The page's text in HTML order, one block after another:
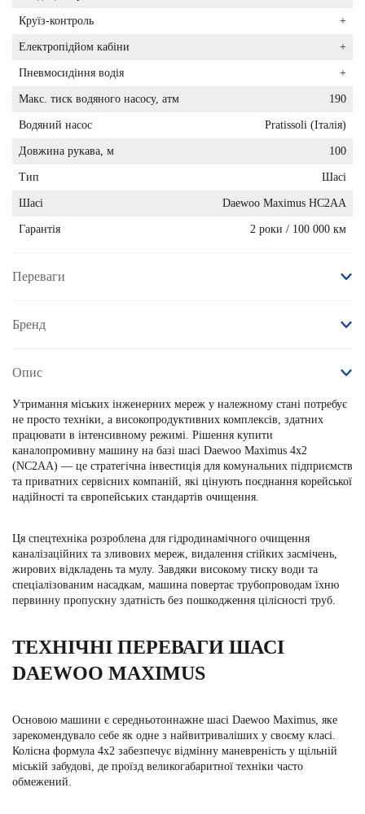
Круїз-контроль +
Електропідйом кабіни +
Пневмосидіння водія +
Макс. тиск водяного насосу, атм 190
Водяний насос Pratissoli (Італія)
Довжина рукава, м 100
Тип Шасі
Шасі Daewoo Maximus HC2AA
Гарантія 2 роки / 100 000 км
Переваги
Бренд
Опис
Утримання міських інженерних мереж у належному стані потребує
не просто техніки, а високопродуктивних комплексів, здатних
працювати в інтенсивному режимі. Рішення купити
каналопромивну машину на базі шасі Daewoo Maximus 4х2
(NC2AA) — це стратегічна інвестиція для комунальних підприємств
та приватних сервісних компаній, які цінують поєднання корейської
надійності та європейських стандартів очищення.
Ця спецтехніка розроблена для гідродинамічного очищення
каналізаційних та зливових мереж, видалення стійких засмічень,
жирових відкладень та мулу. Завдяки високому тиску води та
спеціалізованим насадкам, машина повертає трубопроводам їхню
первинну пропускну здатність без пошкодження цілісності труб.
ТЕХНІЧНІ ПЕРЕВАГИ ШАСІ
DAEWOO MAXIMUS
Основою машини є середньотоннажне шасі Daewoo Maximus, яке
зарекомендувало себе як одне з найвитриваліших у своєму класі.
Колісна формула 4х2 забезпечує відмінну маневреність у щільній
міській забудові, де проїзд великогабаритної техніки часто
обмежений.